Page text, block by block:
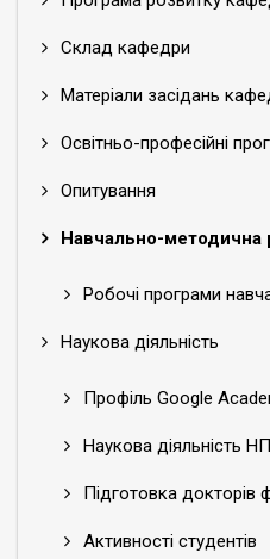
Склад кафедри
Матеріали засідань
Освітньо-професійні
Опитування
Навчально-методична
Робочі програми
Наукова діяльність
Профіль Google
Наукова діяльність
Підготовка докторів
Активності студентів